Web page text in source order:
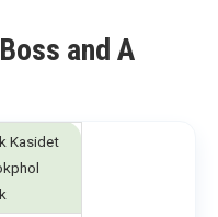
and A
Kasidet